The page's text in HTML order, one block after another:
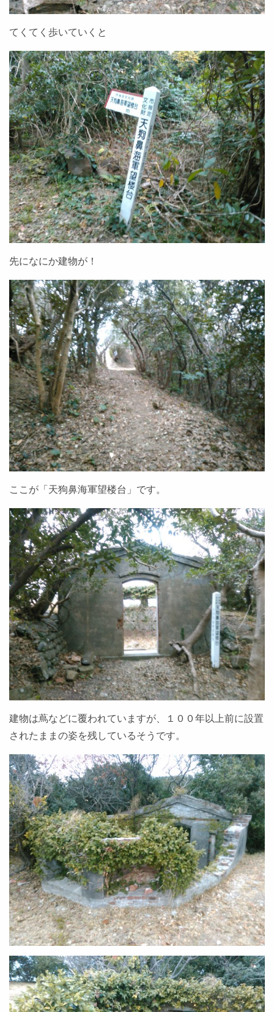
てくてく歩いていくと
先になにか建物が！
ここが「天狗鼻海軍望楼台」です。
建物は蔦などに覆われていますが、１００年以上前に設置
されたままの姿を残しているそうです。